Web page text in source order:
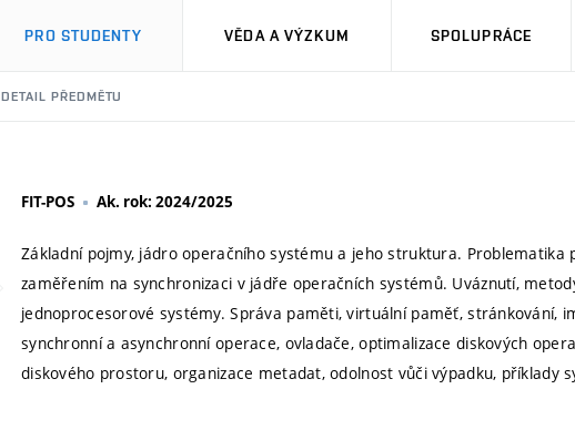
PRO STUDENTY VĚDA A VÝZKUM SPOLUPRÁCE
DETAIL PŘEDMĚTU
FIT-POS Ak. rok: 2024/2025
Základní pojmy, jádro operačního systému a jeho struktura. Problematika
zaměřením na synchronizaci v jádře operačních systémů. Uváznutí,
jednoprocesorové systémy. Správa paměti, virtuální paměť, stránkování,
synchronní a asynchronní operace, ovladače, optimalizace diskových
diskového prostoru, organizace metadat, odolnost vůči výpadku, příklady